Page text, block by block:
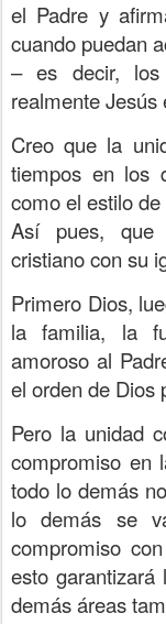
el Padre y
cuando puedan
– es decir,
realmente Jesús
Creo que la
tiempos en los
como el estilo de
Así pues, que
cristiano con su
Primero Dios,
la familia, la
amoroso al
el orden de Dios
Pero la unidad
compromiso en
todo lo demás
lo demás se
compromiso
esto
demás áreas